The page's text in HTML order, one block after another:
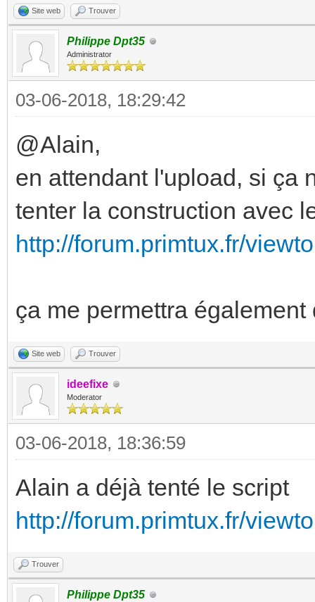
Site web Trouver
Philippe Dpt35
Administrator
03-06-2018, 18:29:42
@Alain,
en attendant l'upload, si ça
tenter la construction avec
http://forum.primtux.fr/
ça me permettra
Site web Trouver
ideefixe
Moderator
03-06-2018, 18:36:59
Alain a déjà tenté le script
http://forum.primtux.fr/
Trouver
Philippe Dpt35